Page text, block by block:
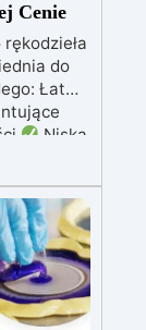
Cenie
do
Łatwe
Niska
szkłem,
po
dla
(VOC
Z
i